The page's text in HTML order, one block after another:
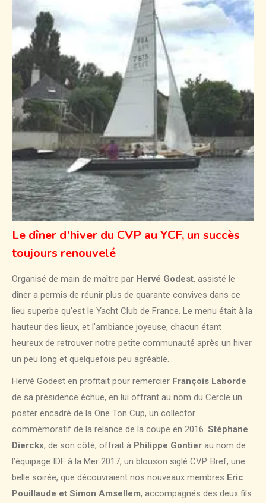
Le dîner d’hiver du CVP au YCF, un succès
toujours renouvelé
Organisé de main de maître par Hervé Godest, assisté le
dîner a permis de réunir plus de quarante convives dans ce
lieu superbe qu’est le Yacht Club de France. Le menu était à la
hauteur des lieux, et l’ambiance joyeuse, chacun étant
heureux de retrouver notre petite communauté après un hiver
un peu long et quelquefois peu agréable.
Hervé Godest en profitait pour remercier François Laborde
de sa présidence échue, en lui offrant au nom du Cercle un
poster encadré de la One Ton Cup, un collector
commémoratif de la relance de la coupe en 2016. Stéphane
Dierckx, de son côté, offrait à Philippe Gontier au nom de
l’équipage IDF à la Mer 2017, un blouson siglé CVP. Bref, une
belle soirée, que découvraient nos nouveaux membres Eric
Pouillaude et Simon Amsellem, accompagnés des deux fils